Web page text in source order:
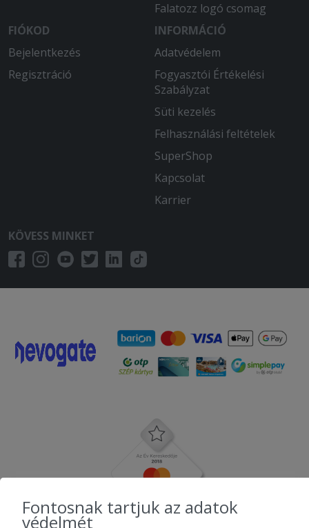
Falatozz logó csomag
FIÓKOD
Bejelentkezés
Regisztráció
INFORMÁCIÓ
Adatvédelem
Fogyasztói Értékelési
Szabályzat
Süti kezelés
Felhasználási feltételek
SuperShop
Kapcsolat
Karrier
KÖVESS MINKET
Fontosnak tartjuk az adatok
védelmét